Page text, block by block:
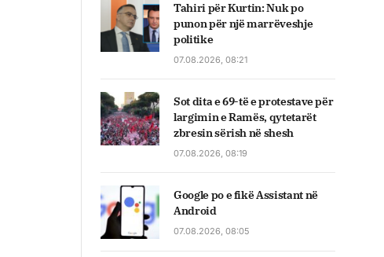
Tahiri për Kurtin: Nuk po
punon për një marrëveshje
politike
07.08.2026, 08:21
Sot dita e 69-të e protestave për
largimin e Ramës, qytetarët
zbresin sërish në shesh
07.08.2026, 08:19
Google po e fikë Assistant në
Android
07.08.2026, 08:05